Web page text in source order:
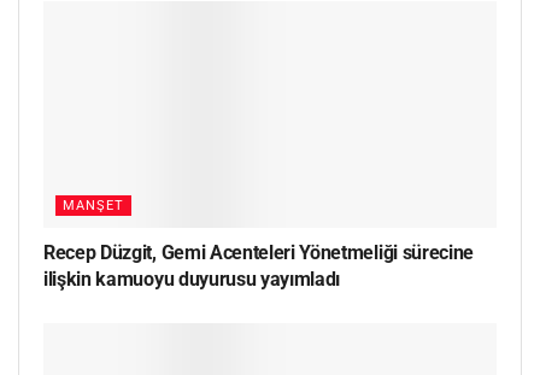
MANŞET
Recep Düzgit, Gemi Acenteleri Yönetmeliği sürecine
ilişkin kamuoyu duyurusu yayımladı